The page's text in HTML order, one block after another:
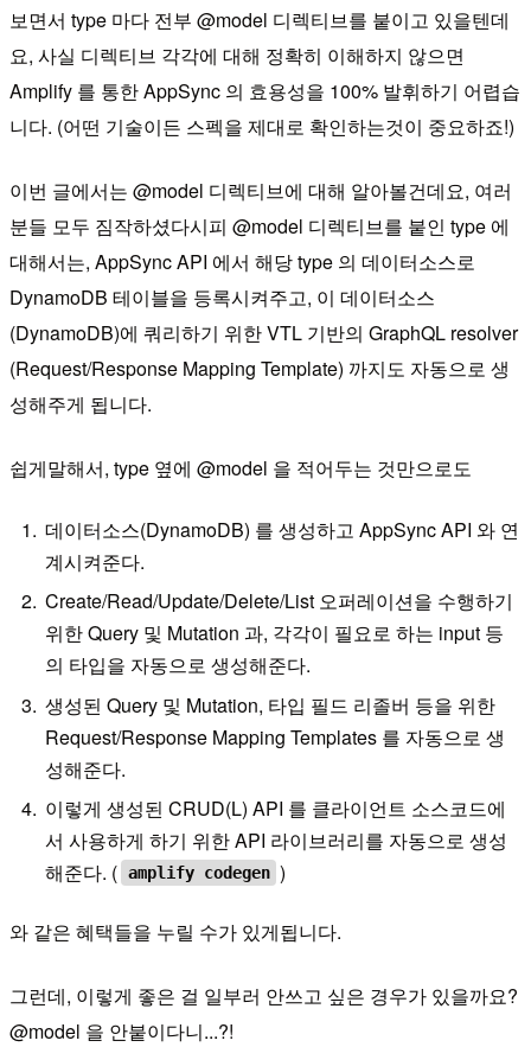
보면서 type 마다 전부 @model 디렉티브를 붙이고 있을텐데
요, 사실 디렉티브 각각에 대해 정확히 이해하지 않으면
Amplify 를 통한 AppSync 의 효용성을 100% 발휘하기 어렵습
니다. (어떤 기술이든 스펙을 제대로 확인하는것이 중요하죠!)
이번 글에서는 @model 디렉티브에 대해 알아볼건데요, 여러
분들 모두 짐작하셨다시피 @model 디렉티브를 붙인 type 에
대해서는, AppSync API 에서 해당 type 의 데이터소스로
DynamoDB 테이블을 등록시켜주고, 이 데이터소스
(DynamoDB)에 쿼리하기 위한 VTL 기반의 GraphQL resolver
(Request/Response Mapping Template) 까지도 자동으로 생
성해주게 됩니다.
쉽게말해서, type 옆에 @model 을 적어두는 것만으로도
데이터소스(DynamoDB) 를 생성하고 AppSync API 와 연
계시켜준다.
Create/Read/Update/Delete/List 오퍼레이션을 수행하기
위한 Query 및 Mutation 과, 각각이 필요로 하는 input 등
의 타입을 자동으로 생성해준다.
생성된 Query 및 Mutation, 타입 필드 리졸버 등을 위한
Request/Response Mapping Templates 를 자동으로 생
성해준다.
이렇게 생성된 CRUD(L) API 를 클라이언트 소스코드에
서 사용하게 하기 위한 API 라이브러리를 자동으로 생성
해준다. ( amplify codegen )
와 같은 혜택들을 누릴 수가 있게됩니다.
그런데, 이렇게 좋은 걸 일부러 안쓰고 싶은 경우가 있을까요?
@model 을 안붙이다니...?!